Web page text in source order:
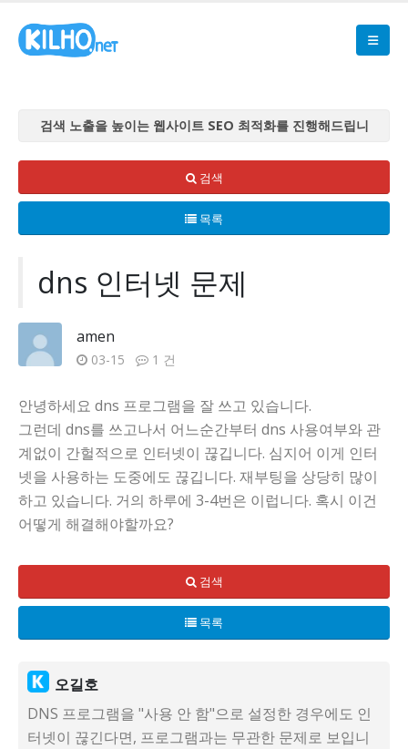
검색 노출을 높이는 웹사이트 SEO 최적화를 진행해드립니
검색 노출을 높이는 웹사이트 SEO 최적화를 진행해드립니
다
검색 노출을 높이는 웹사이트 SEO 최적화를 진행해드립니
검색 노출을 높이는 웹사이트 SEO 최적화를 진행해드립니
다
검색
목록
dns 인터넷 문제
amen
03-15 1 건
안녕하세요 dns 프로그램을 잘 쓰고 있습니다.
그런데 dns를 쓰고나서 어느순간부터 dns 사용여부와 관
계없이 간헐적으로 인터넷이 끊깁니다. 심지어 이게 인터
넷을 사용하는 도중에도 끊깁니다. 재부팅을 상당히 많이
하고 있습니다. 거의 하루에 3-4번은 이럽니다. 혹시 이건
어떻게 해결해야할까요?
검색
목록
오길호
DNS 프로그램을 "사용 안 함"으로 설정한 경우에도 인
터넷이 끊긴다면, 프로그램과는 무관한 문제로 보입니